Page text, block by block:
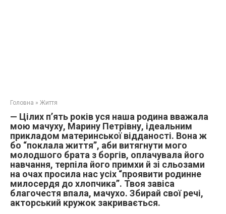
Головна » Життя
— Цілих п’ять років уся наша родина вважала
мою мачуху, Марину Петрівну, ідеальним
прикладом материнської відданості. Вона ж
бо “поклала життя”, аби витягнути мого
молодшого брата з боргів, оплачувала його
навчання, терпіла його примхи й зі сльозами
на очах просила нас усіх “проявити родинне
милосердя до хлопчика”. Твоя завіса
благочестя впала, мачухо. Збирай свої речі,
акторський кружок закривається.